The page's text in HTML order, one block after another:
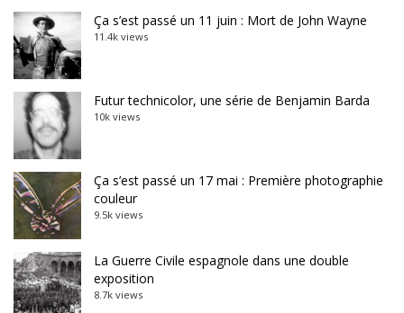
Ça s’est passé un 11 juin : Mort de John Wayne
11.4k views
Futur technicolor, une série de Benjamin Barda
10k views
Ça s’est passé un 17 mai : Première photographie
couleur
9.5k views
La Guerre Civile espagnole dans une double
exposition
8.7k views